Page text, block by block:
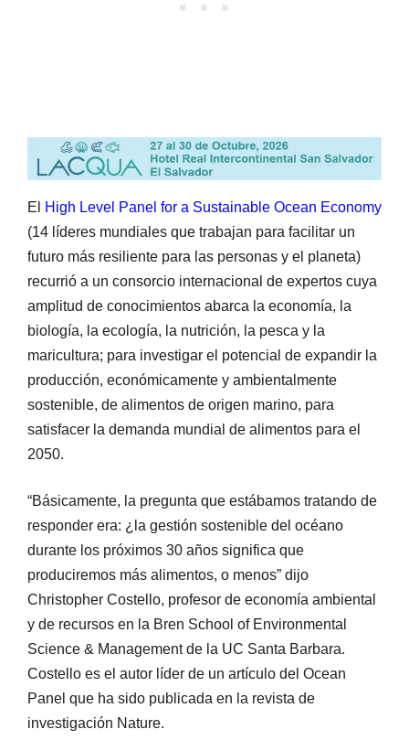
El
High Level Panel for a Sustainable Ocean Economy
(14 líderes mundiales que trabajan para facilitar un
futuro más resiliente para las personas y el planeta)
recurrió a un consorcio internacional de expertos cuya
amplitud de conocimientos abarca la economía, la
biología, la ecología, la nutrición, la pesca y la
maricultura; para investigar el potencial de expandir la
producción, económicamente y ambientalmente
sostenible, de alimentos de origen marino, para
satisfacer la demanda mundial de alimentos para el
2050.
“Básicamente, la pregunta que estábamos tratando de
responder era: ¿la gestión sostenible del océano
durante los próximos 30 años significa que
produciremos más alimentos, o menos” dijo
Christopher Costello, profesor de economía ambiental
y de recursos en la Bren School of Environmental
Science & Management de la UC Santa Barbara.
Costello es el autor líder de un artículo del Ocean
Panel que ha sido publicada en la revista de
investigación Nature.